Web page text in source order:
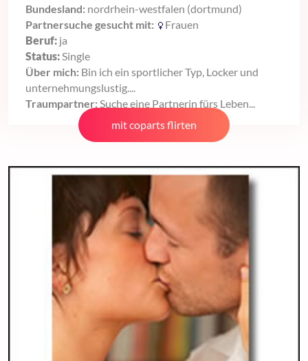
Bundesland: nordrhein-westfalen (dortmund)
Partnersuche gesucht mit:
Frauen
Beruf: ja
Status: Single
Über mich: Bin ich ein sportlicher Typ, Locker und
unternehmungslustig....
Traumpartner: Suche eine Partnerin fürs Leben...
mit coparts flirten